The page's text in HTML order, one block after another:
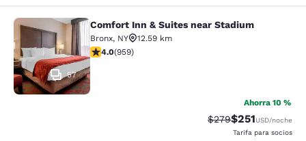
Comfort Inn & Suites near Stadium
57
Comfort Inn & Suites near Stadium
Bronx, NY
12.59 km
Calificación de 3.98 estrellas. Bueno. 959 reseñas
4.0(959)
Ahorra 10 %
Tarifa tachada:
$279Tarifa reducida:
$251USD/noche
Tarifa para socios